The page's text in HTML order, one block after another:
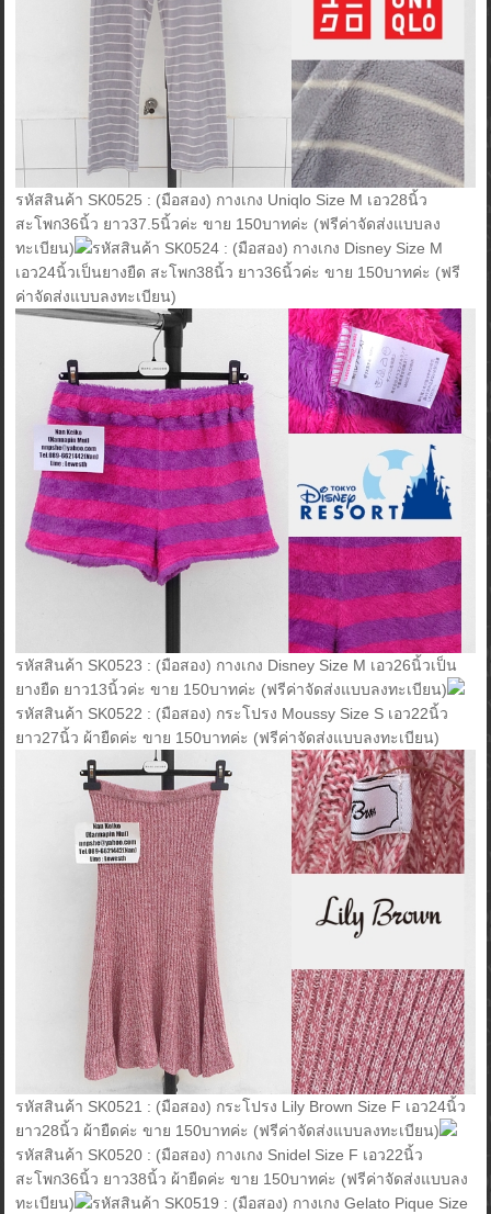
รหัสสินค้า SK0525 : (มือสอง) กางเกง Uniqlo Size M เอว28นิ้ว
สะโพก36นิ้ว ยาว37.5นิ้วค่ะ ขาย 150บาทค่ะ (ฟรีค่าจัดส่งแบบลง
ทะเบียน)
รหัสสินค้า SK0524 : (มือสอง) กางเกง Disney Size M
เอว24นิ้วเป็นยางยืด สะโพก38นิ้ว ยาว36นิ้วค่ะ ขาย 150บาทค่ะ (ฟรี
ค่าจัดส่งแบบลงทะเบียน)
รหัสสินค้า SK0523 : (มือสอง) กางเกง Disney Size M เอว26นิ้วเป็น
ยางยืด ยาว13นิ้วค่ะ ขาย 150บาทค่ะ (ฟรีค่าจัดส่งแบบลงทะเบียน)
รหัสสินค้า SK0522 : (มือสอง) กระโปรง Moussy Size S เอว22นิ้ว
ยาว27นิ้ว ผ้ายืดค่ะ ขาย 150บาทค่ะ (ฟรีค่าจัดส่งแบบลงทะเบียน)
รหัสสินค้า SK0521 : (มือสอง) กระโปรง Lily Brown Size F เอว24นิ้ว
ยาว28นิ้ว ผ้ายืดค่ะ ขาย 150บาทค่ะ (ฟรีค่าจัดส่งแบบลงทะเบียน)
รหัสสินค้า SK0520 : (มือสอง) กางเกง Snidel Size F เอว22นิ้ว
สะโพก36นิ้ว ยาว38นิ้ว ผ้ายืดค่ะ ขาย 150บาทค่ะ (ฟรีค่าจัดส่งแบบลง
ทะเบียน)
รหัสสินค้า SK0519 : (มือสอง) กางเกง Gelato Pique Size